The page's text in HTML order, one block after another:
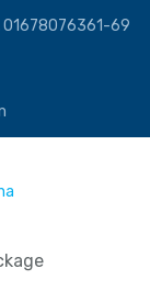
01678076361-69